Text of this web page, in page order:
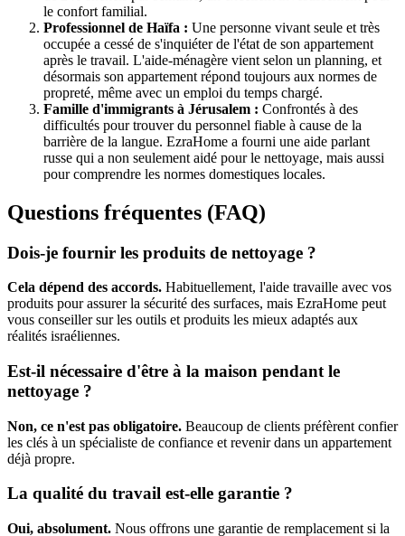
le confort familial.
Professionnel de Haïfa : Une personne vivant seule et très
occupée a cessé de s'inquiéter de l'état de son appartement
après le travail. L'aide-ménagère vient selon un planning, et
désormais son appartement répond toujours aux normes de
propreté, même avec un emploi du temps chargé.
Famille d'immigrants à Jérusalem : Confrontés à des
difficultés pour trouver du personnel fiable à cause de la
barrière de la langue. EzraHome a fourni une aide parlant
russe qui a non seulement aidé pour le nettoyage, mais aussi
pour comprendre les normes domestiques locales.
Questions fréquentes (FAQ)
Dois-je fournir les produits de nettoyage ?
Cela dépend des accords. Habituellement, l'aide travaille avec vos
produits pour assurer la sécurité des surfaces, mais EzraHome peut
vous conseiller sur les outils et produits les mieux adaptés aux
réalités israéliennes.
Est-il nécessaire d'être à la maison pendant le
nettoyage ?
Non, ce n'est pas obligatoire. Beaucoup de clients préfèrent confier
les clés à un spécialiste de confiance et revenir dans un appartement
déjà propre.
La qualité du travail est-elle garantie ?
Oui, absolument. Nous offrons une garantie de remplacement si la